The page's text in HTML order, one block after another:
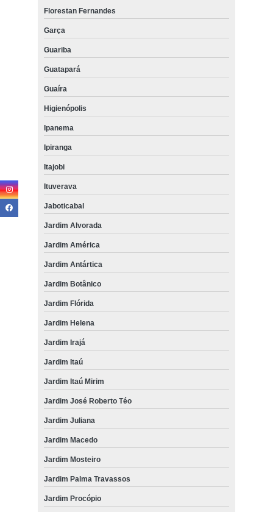
Florestan Fernandes
Garça
Guariba
Guatapará
Guaíra
Higienópolis
Ipanema
Ipiranga
Itajobi
Ituverava
Jaboticabal
Jardim Alvorada
Jardim América
Jardim Antártica
Jardim Botânico
Jardim Flórida
Jardim Helena
Jardim Irajá
Jardim Itaú
Jardim Itaú Mirim
Jardim José Roberto Téo
Jardim Juliana
Jardim Macedo
Jardim Mosteiro
Jardim Palma Travassos
Jardim Procópio